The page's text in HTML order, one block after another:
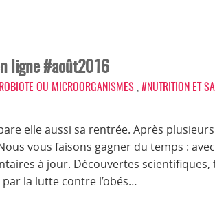
ligne #août2016
OU MICROORGANISMES #NUTRITION ET
elle aussi sa rentrée. Après
vous faisons gagner du temps :
à jour. Découvertes
la lutte contre l’obés…